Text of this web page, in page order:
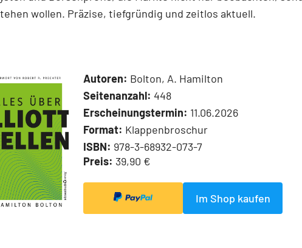
wollen. Präzise, tiefgründig und zeitlos aktuell.
Autoren: Bolton, A. Hamilton
Seitenanzahl: 448
Erscheinungstermin: 11.06.2026
Format: Klappenbroschur
ISBN: 978-3-68932-073-7
Preis: 39,90 €
Im Shop kaufen